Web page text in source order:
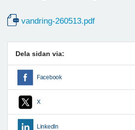
vandring-260513.pdf
Dela sidan via:
Facebook
X
LinkedIn